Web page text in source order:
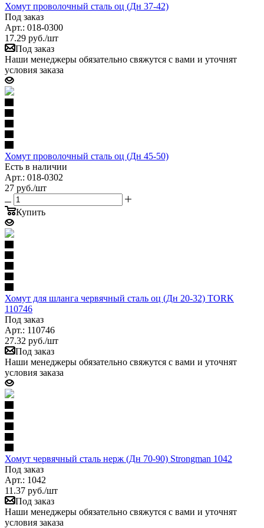
Хомут проволочный сталь оц (Дн 37-42)
Под заказ
Арт.: 018-0300
17.29 руб./шт
Под заказ
Наши менеджеры обязательно свяжутся с вами и уточнят
условия заказа
Хомут проволочный сталь оц (Дн 45-50)
Есть в наличии
Арт.: 018-0302
27 руб./шт
Купить
Хомут для шланга червячный сталь оц (Дн 20-32) TORK
110746
Под заказ
Арт.: 110746
27.32 руб./шт
Под заказ
Наши менеджеры обязательно свяжутся с вами и уточнят
условия заказа
Хомут червячный сталь нерж (Дн 70-90) Strongman 1042
Под заказ
Арт.: 1042
11.37 руб./шт
Под заказ
Наши менеджеры обязательно свяжутся с вами и уточнят
условия заказа